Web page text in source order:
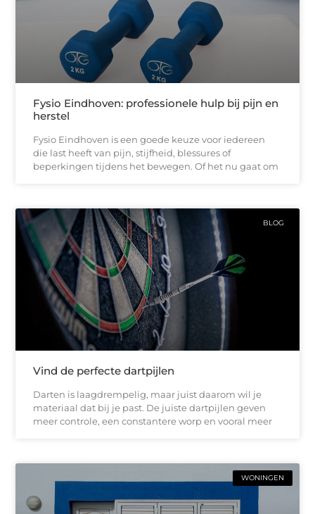
Fysio Eindhoven: professionele hulp bij pijn en
herstel
Fysio Eindhoven is een goede keuze voor iedereen
die last heeft van pijn, stijfheid, blessures of
beperkingen tijdens het bewegen. Of het nu gaat om
BLOG
Vind de perfecte dartpijlen
Darten is laagdrempelig, maar juist daarom wil je
materiaal dat bij je past. De juiste dartpijlen geven
meer controle, een constantere worp en vooral meer
WONINGEN